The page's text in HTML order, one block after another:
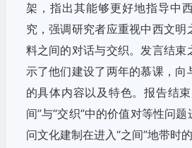
架，指出其能够更好地指导中
究，强调研究者应重视中西文明
料之间的对话与交织。发言结束
示了他们建设了两年的慕课，向
的具体内容以及特色。报告结
间”与“交织”中的价值对等性问
问文化建制在进入“之间”地带时